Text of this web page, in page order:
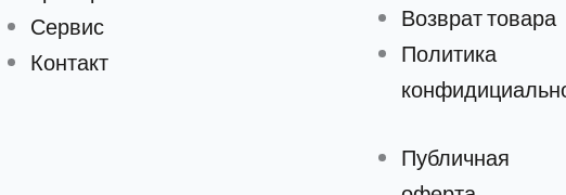
Сервис
Контакт
Возврат товара
Политика
Публичная